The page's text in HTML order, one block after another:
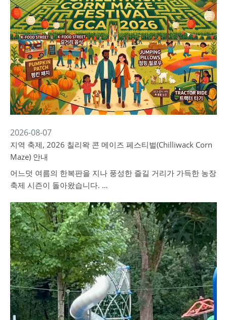
2026-08-07
지역 축제, 2026 칠리왁 콘 메이즈 페스티벌(Chilliwack Corn
Maze) 안내
어느덧 여름의 한복판을 지나 풍성한 즐길 거리가 가득한 농장
축제 시즌이 돌아왔습니다. …